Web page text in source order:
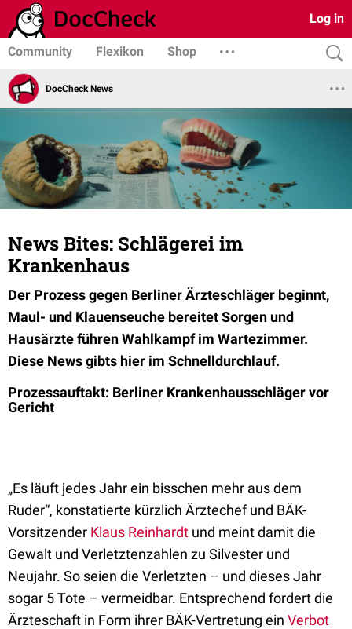
Log in
Community Flexikon Shop
DocCheck News
News Bites: Schlägerei im
Krankenhaus
Der Prozess gegen Berliner Ärzteschläger beginnt,
Maul- und Klauenseuche bereitet Sorgen und
Hausärzte führen Wahlkampf im Wartezimmer.
Diese News gibts hier im Schnelldurchlauf.
Prozessauftakt: Berliner Krankenhausschläger vor
Gericht
„Es läuft jedes Jahr ein bisschen mehr aus dem
Ruder“, konstatierte kürzlich Ärztechef und BÄK-
Vorsitzender Klaus Reinhardt und meint damit die
Gewalt und Verletztenzahlen zu Silvester und
Neujahr. So seien die Verletzten – und dieses Jahr
sogar 5 Tote – vermeidbar. Entsprechend fordert die
Ärzteschaft in Form ihrer BÄK-Vertretung ein Verbot